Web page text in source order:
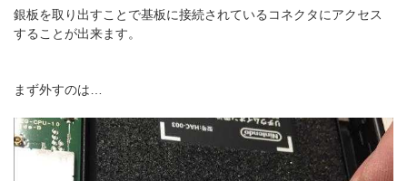
銀板を取り出すことで基板に接続されているコネクタにアクセス
することが出来ます。
まず外すのは…